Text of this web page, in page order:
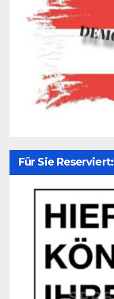
Für Sie Reserviert: